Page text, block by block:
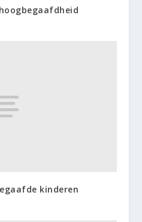
kinderen